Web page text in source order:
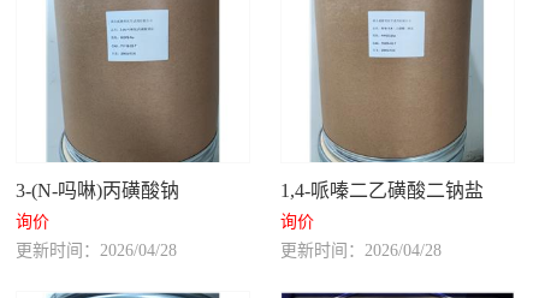
3-(N-吗啉)丙磺酸钠
询价
更新时间：2026/04/28
1,4-哌嗪二乙磺酸二钠盐
询价
更新时间：2026/04/28